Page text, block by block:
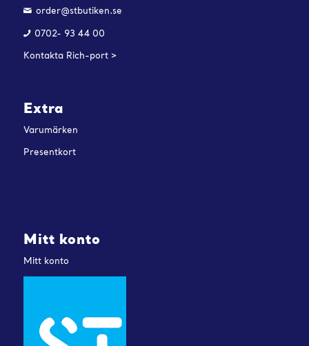
order@stbutiken.se
0702- 93 44 00
Kontakta Rich-port >
Extra
Varumärken
Presentkort
Mitt konto
Mitt konto